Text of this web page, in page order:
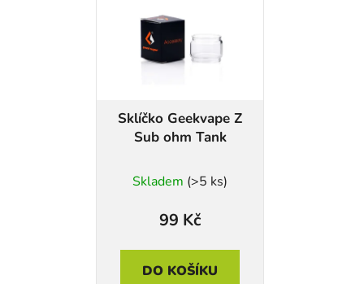
Sklíčko Geekvape Z
Sub ohm Tank
Skladem (>5 ks)
99 Kč
DO KOŠÍKU